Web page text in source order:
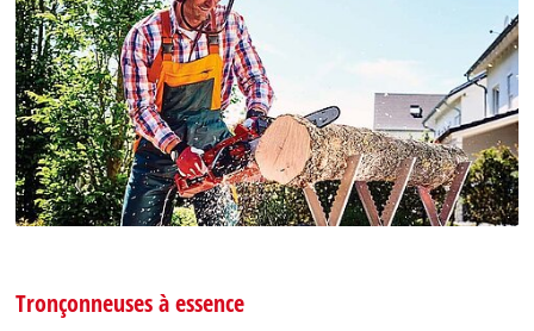
Tronçonneuses à essence